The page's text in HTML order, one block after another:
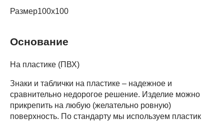
Размер100x100
Основание
На пластике (ПВХ)
Знаки и таблички на пластике – надежное и
сравнительно недорогое решение. Изделие можно
прикрепить на любую (желательно ровную)
поверхность. По стандарту мы используем пластик